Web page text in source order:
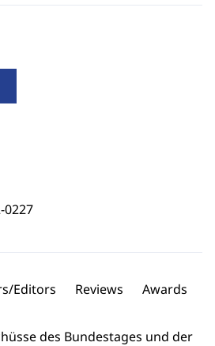
0227
Editors Reviews Awards
des Bundestages und der